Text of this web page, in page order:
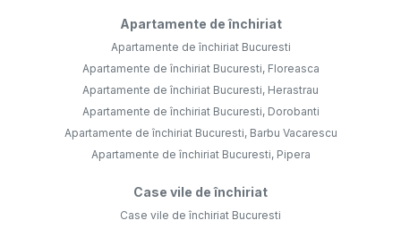
Apartamente de închiriat
Apartamente de închiriat Bucuresti
Apartamente de închiriat Bucuresti, Floreasca
Apartamente de închiriat Bucuresti, Herastrau
Apartamente de închiriat Bucuresti, Dorobanti
Apartamente de închiriat Bucuresti, Barbu Vacarescu
Apartamente de închiriat Bucuresti, Pipera
Case vile de închiriat
Case vile de închiriat Bucuresti